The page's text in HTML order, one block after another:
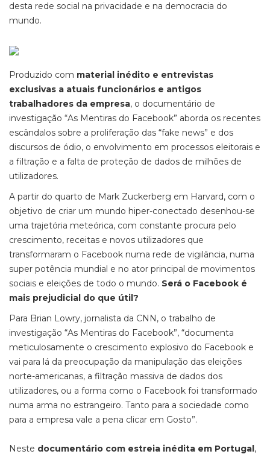
desta rede social na privacidade e na democracia do
mundo.
Produzido com material inédito e entrevistas
exclusivas a atuais funcionários e antigos
trabalhadores da empresa, o documentário de
investigação “As Mentiras do Facebook” aborda os recentes
escândalos sobre a proliferação das “fake news” e dos
discursos de ódio, o envolvimento em processos eleitorais e
a filtração e a falta de proteção de dados de milhões de
utilizadores.
A partir do quarto de Mark Zuckerberg em Harvard, com o
objetivo de criar um mundo hiper-conectado desenhou-se
uma trajetória meteórica, com constante procura pelo
crescimento, receitas e novos utilizadores que
transformaram o Facebook numa rede de vigilância, numa
super potência mundial e no ator principal de movimentos
sociais e eleições de todo o mundo. Será o Facebook é
mais prejudicial do que útil?
Para Brian Lowry, jornalista da CNN, o trabalho de
investigação “As Mentiras do Facebook”, “documenta
meticulosamente o crescimento explosivo do Facebook e
vai para lá da preocupação da manipulação das eleições
norte-americanas, a filtração massiva de dados dos
utilizadores, ou a forma como o Facebook foi transformado
numa arma no estrangeiro. Tanto para a sociedade como
para a empresa vale a pena clicar em Gosto”.
Neste documentário com estreia inédita em Portugal,